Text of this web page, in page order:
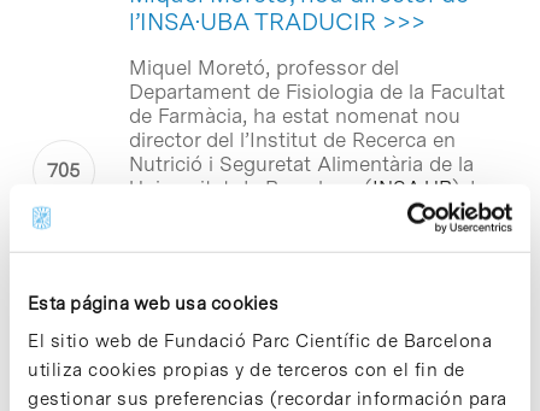
Esta página web usa cookies
El sitio web de Fundació Parc Científic de Barcelona
utiliza cookies propias y de terceros con el fin de
gestionar sus preferencias (recordar información para
l’INSA·UBA TRADUCIR >>>
Miquel Moretó, professor del
Departament de Fisiologia de la Facultat
de Farmàcia, ha estat nomenat nou
director del l’Institut de Recerca en
Nutrició i Seguretat Alimentària de la
Universitat de Barcelona (INSA·UB). La
seva elecció ha coincidit amb la
constitució del nou Consell de Direcció
de l’INSA·UB, que l’ha escollit per una
va anunciar que la investigadora M.
Carmen Vidal, del Departament de
Farmàcia, serà la secretària de l’Institut.